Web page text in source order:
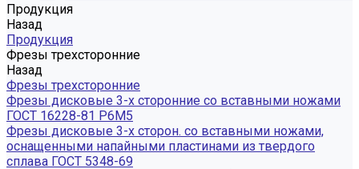
Продукция
Назад
Продукция
Фрезы трехсторонние
Назад
Фрезы трехсторонние
Фрезы дисковые 3-х сторонние со вставными ножами
ГОСТ 16228-81 Р6М5
Фрезы дисковые 3-х сторон. со вставными ножами,
оснащенными напайными пластинами из твердого
сплава ГОСТ 5348-69